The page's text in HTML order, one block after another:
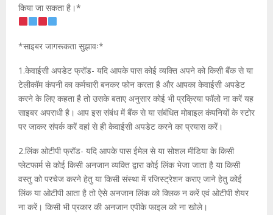
किया जा सकता है।*
*साइबर जागरूकता सुझावः*
1.केवाईसी अपडेट फ्रॉड- यदि आपके पास कोई व्यक्ति अपने को किसी बैंक से या
टेलीकॉम कंपनी का कर्मचारी बनकर फोन करता है और आपका केवाईसी अपडेट
करने के लिए कहता है तो उसके बताए अनुसार कोई भी प्रक्रिया फॉलो ना करें यह
साइबर अपराधी है। आप इस संबंध में बैंक से या संबंधित मोबाइल कंपनियों के स्टोर
पर जाकर संपर्क करें वहां से ही केवाईसी अपडेट करने का प्रयास करें।
2.लिंक ओटीपी फ्रॉड- यदि आपके पास ईमेल से या सोशल मीडिया के किसी
प्लेटफार्म से कोई किसी अनजान व्यक्ति द्वारा कोई लिंक भेजा जाता है या किसी
वस्तु को परचेज करने हेतु या किसी संस्था में रजिस्ट्रेशन कराए जाने हेतु कोई
लिंक या ओटीपी आता है तो ऐसे अनजान लिंक को क्लिक न करें एवं ओटीपी शेयर
ना करें। किसी भी प्रकार की अनजान एपीके फाइल को ना खोले।